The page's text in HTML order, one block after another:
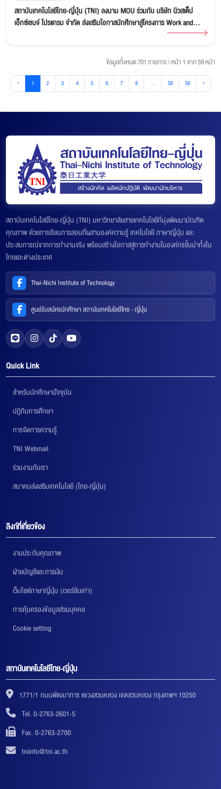
สถาบันเทคโนโลยีไทย-ญี่ปุ่น (TNI) ลงนาม MOU ร่วมกับ บริษัท นิวสเต็ป
เอ็กซ์เชนจ์ โปรแกรม จำกัด ส่งเสริมโอกาสนักศึกษาสู่โครงการ Work and
ข้อมูลทั้งหมด 701 รายการ|หน้า 1 จาก 59 หน้า
‹ 1 2 3 4 5 6 7 8 ... 58 59 ›
สถาบันเทคโนโลยีไทย-ญี่ปุ่น (TNI) มหาวิทยาลัยสายเทคโนโลยีที่มุ่งพัฒนาบัณฑิต
คุณภาพ ด้วยการเรียนการสอนที่ผสานองค์ความรู้ เทคโนโลยี ภาษาญี่ปุ่น และ
ประสบการณ์จากการทำงานจริง พร้อมสร้างโอกาสสู่การทำงานในองค์กรชั้นนำทั้งใน
ไทยและต่างประเทศ
Thai-Nichi Institute of Technology
ศูนย์รับสมัครนักศึกษา สถาบันเทคโนโลยีไทย - ญี่ปุ่น
Quick Link
สำหรับนักศึกษาปัจจุบัน
ปฏิทินการศึกษา
การจัดการความรู้
TNI Webmail
ร่วมงานกับเรา
สมาคมส่งเสริมเทคโนโลยี (ไทย-ญี่ปุ่น)
ลิงก์ที่เกี่ยวข้อง
งานประกันคุณภาพ
ฝ่ายบัญชีและการเงิน
เว็บไซต์ภาษาญี่ปุ่น (เวอร์ชันเก่า)
การคุ้มครองข้อมูลส่วนบุคคล
Cookie setting
สถาบันเทคโนโลยีไทย-ญี่ปุ่น
1771/1 ถนนพัฒนาการ แขวงสวนหลวง เขตสวนหลวง กรุงเทพฯ 10250
Tel. 0-2763-2601-5
Fax. 0-2763-2700
tniinfo@tni.ac.th